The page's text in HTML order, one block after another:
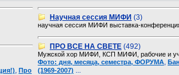
, Про
Научная сессия МИФИ (3)
научная сессия МИФИ выставка-
ПРО ВСЕ НА СВЕТЕ (492)
Мужской хор МИФИ, КСП МИФИ, рабочие и
Фото: дня, месяца, семестра, ФОРУМА,
(1969-2007) ...